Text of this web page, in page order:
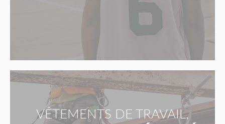
VÊTEMENTS DE TRAVAIL,